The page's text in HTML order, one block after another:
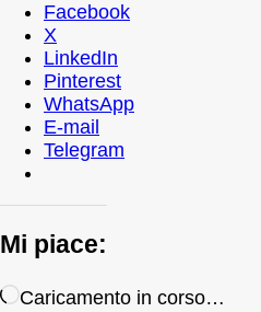
Facebook
X
LinkedIn
Pinterest
WhatsApp
E-mail
Telegram
Mi piace:
Caricamento in corso…